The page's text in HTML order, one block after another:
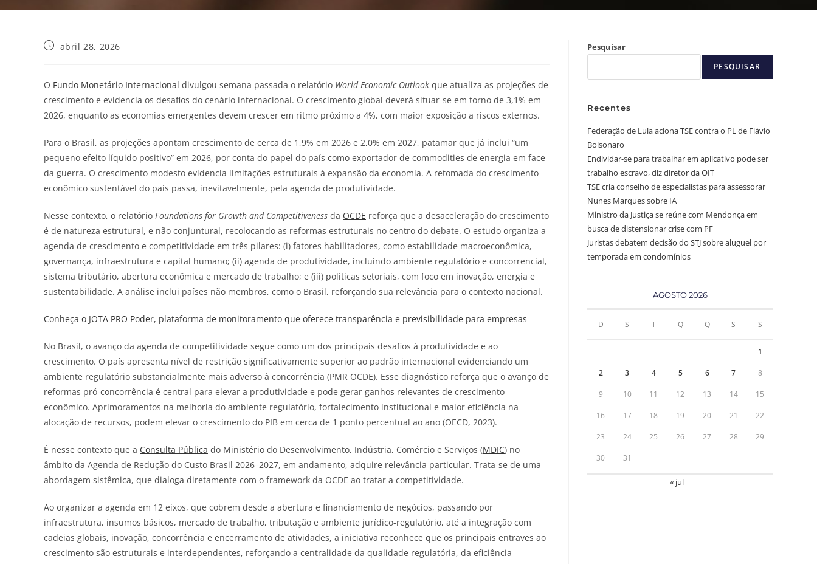
abril 28, 2026
O Fundo Monetário Internacional divulgou semana passada o relatório World Economic Outlook que atualiza as projeções de
crescimento e evidencia os desafios do cenário internacional. O crescimento global deverá situar-se em torno de 3,1% em
2026, enquanto as economias emergentes devem crescer em ritmo próximo a 4%, com maior exposição a riscos externos.
Para o Brasil, as projeções apontam crescimento de cerca de 1,9% em 2026 e 2,0% em 2027, patamar que já inclui “um
pequeno efeito líquido positivo” em 2026, por conta do papel do país como exportador de commodities de energia em face
da guerra. O crescimento modesto evidencia limitações estruturais à expansão da economia. A retomada do crescimento
econômico sustentável do país passa, inevitavelmente, pela agenda de produtividade.
Nesse contexto, o relatório Foundations for Growth and Competitiveness da OCDE reforça que a desaceleração do crescimento
é de natureza estrutural, e não conjuntural, recolocando as reformas estruturais no centro do debate. O estudo organiza a
agenda de crescimento e competitividade em três pilares: (i) fatores habilitadores, como estabilidade macroeconômica,
governança, infraestrutura e capital humano; (ii) agenda de produtividade, incluindo ambiente regulatório e concorrencial,
sistema tributário, abertura econômica e mercado de trabalho; e (iii) políticas setoriais, com foco em inovação, energia e
sustentabilidade. A análise inclui países não membros, como o Brasil, reforçando sua relevância para o contexto nacional.
Conheça o JOTA PRO Poder, plataforma de monitoramento que oferece transparência e previsibilidade para empresas
No Brasil, o avanço da agenda de competitividade segue como um dos principais desafios à produtividade e ao
crescimento. O país apresenta nível de restrição significativamente superior ao padrão internacional evidenciando um
ambiente regulatório substancialmente mais adverso à concorrência (PMR OCDE). Esse diagnóstico reforça que o avanço de
reformas pró-concorrência é central para elevar a produtividade e pode gerar ganhos relevantes de crescimento
econômico. Aprimoramentos na melhoria do ambiente regulatório, fortalecimento institucional e maior eficiência na
alocação de recursos, podem elevar o crescimento do PIB em cerca de 1 ponto percentual ao ano (OECD, 2023).
É nesse contexto que a Consulta Pública do Ministério do Desenvolvimento, Indústria, Comércio e Serviços (MDIC) no
âmbito da Agenda de Redução do Custo Brasil 2026–2027, em andamento, adquire relevância particular. Trata-se de uma
abordagem sistêmica, que dialoga diretamente com o framework da OCDE ao tratar a competitividade.
Ao organizar a agenda em 12 eixos, que cobrem desde a abertura e financiamento de negócios, passando por
infraestrutura, insumos básicos, mercado de trabalho, tributação e ambiente jurídico-regulatório, até a integração com
cadeias globais, inovação, concorrência e encerramento de atividades, a iniciativa reconhece que os principais entraves ao
crescimento são estruturais e interdependentes, reforçando a centralidade da qualidade regulatória, da eficiência
Pesquisar
PESQUISAR
Recentes
Federação de Lula aciona TSE contra o PL de Flávio
Bolsonaro
Endividar-se para trabalhar em aplicativo pode ser
trabalho escravo, diz diretor da OIT
TSE cria conselho de especialistas para assessorar
Nunes Marques sobre IA
Ministro da Justiça se reúne com Mendonça em
busca de distensionar crise com PF
Juristas debatem decisão do STJ sobre aluguel por
temporada em condomínios
AGOSTO 2026
D S T Q Q S S
1
2 3 4 5 6 7 8
9 10 11 12 13 14 15
16 17 18 19 20 21 22
23 24 25 26 27 28 29
30 31
« jul